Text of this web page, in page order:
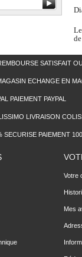
SATISFAIT
ECHANGE EN
PAIEMENT PAYPAL
LIVRAISON
PAIEMENT
Votre
Mes